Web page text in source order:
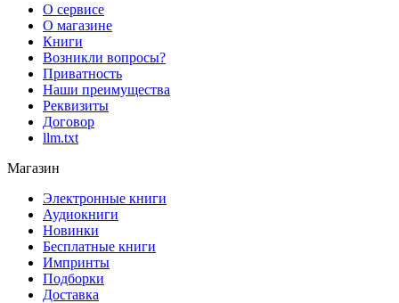
О сервисе
О магазине
Книги
Возникли вопросы?
Приватность
Наши преимущества
Реквизиты
Договор
llm.txt
Магазин
Электронные книги
Аудиокниги
Новинки
Бесплатные книги
Импринты
Подборки
Доставка